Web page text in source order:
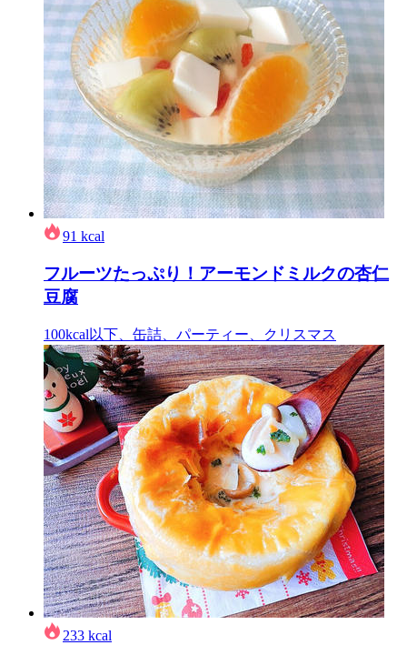
91 kcal
フルーツたっぷり！アーモンドミルクの杏仁
豆腐
100kcal以下、缶詰、パーティー、クリスマス
233 kcal